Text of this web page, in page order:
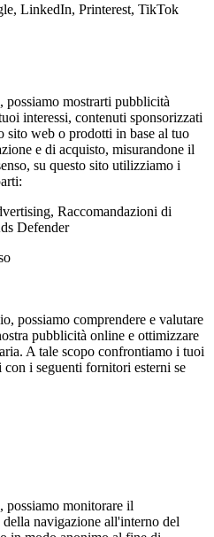
LinkedIn, Printerest, TikTok
possiamo mostrarti pubblicità
interessi, contenuti sponsorizzati
sito web o prodotti in base al tuo
e di acquisto, misurandone il
su questo sito utilizziamo i
Raccomandazioni di
Defender
possiamo comprendere e valutare
pubblicità online e ottimizzare
A tale scopo confrontiamo i tuoi
i seguenti fornitori esterni se
possiamo monitorare il
navigazione all'interno del